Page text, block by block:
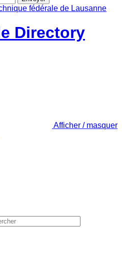
Directory
Afficher / masquer